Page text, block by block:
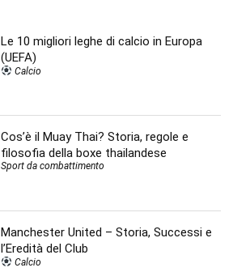
Le 10 migliori leghe di calcio in Europa
(UEFA)
Calcio
Cos’è il Muay Thai? Storia, regole e
filosofia della boxe thailandese
Sport da combattimento
Manchester United – Storia, Successi e
l’Eredità del Club
Calcio